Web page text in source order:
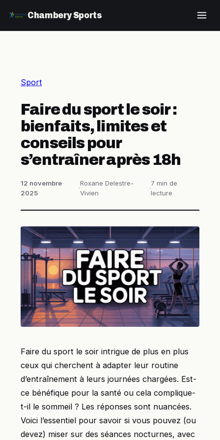
Chambery Sports
Sport
Faire du sport le soir :
bienfaits, limites et
conseils pour
s’entraîner après 18h
12 novembre
2025
·
Roxane Delestre-
Vivien
·
7 min de
lecture
Faire du sport le soir intrigue de plus en plus
ceux qui cherchent à adapter leur routine
d’entraînement à leurs journées chargées. Est-
ce bénéfique pour la santé ou cela complique-
t-il le sommeil ? Les réponses sont nuancées.
Voici l’essentiel pour savoir si vous pouvez (ou
devez) miser sur des séances nocturnes, avec